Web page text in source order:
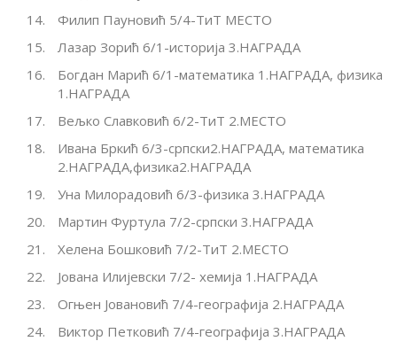
Филип Пауновић 5/4-ТиТ МЕСТО
Лазар Зорић 6/1-историја 3.НАГРАДА
Богдан Марић 6/1-математика 1.НАГРАДА, физика
1.НАГРАДА
Вељко Славковић 6/2-ТиТ 2.МЕСТО
Ивана Бркић 6/3-српски2.НАГРАДА, математика
2.НАГРАДА,физика2.НАГРАДА
Уна Милорадовић 6/3-физика 3.НАГРАДА
Мартин Фуртула 7/2-српски 3.НАГРАДА
Хелена Бошковић 7/2-ТиТ 2.МЕСТО
Јована Илијевски 7/2- хемија 1.НАГРАДА
Огњен Јовановић 7/4-географија 2.НАГРАДА
Виктор Петковић 7/4-географија 3.НАГРАДА